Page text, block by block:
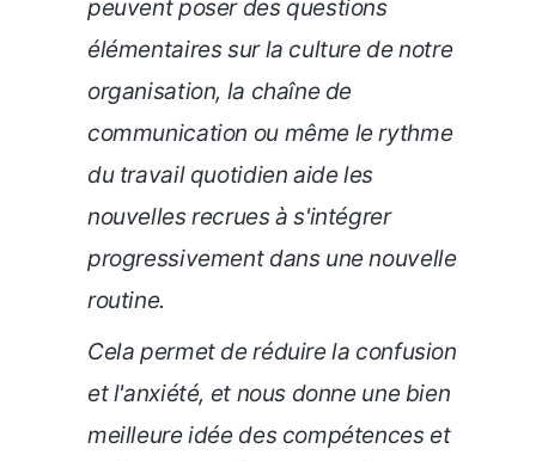
peuvent poser des questions
élémentaires sur la culture de notre
organisation, la chaîne de
communication ou même le rythme
du travail quotidien aide les
nouvelles recrues à s'intégrer
progressivement dans une nouvelle
routine.
Cela permet de réduire la confusion
et l'anxiété, et nous donne une bien
meilleure idée des compétences et